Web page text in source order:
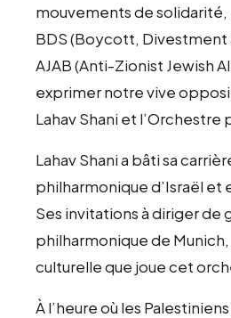
mouvements de
BDS (Boycott, Divestment
AJAB (Anti-Zionist Jewish
exprimer notre vive
Lahav Shani et
Lahav Shani a bâti sa
philharmonique d’Israël et
Ses invitations à diriger de
philharmonique de
culturelle que joue cet
À l’heure où les